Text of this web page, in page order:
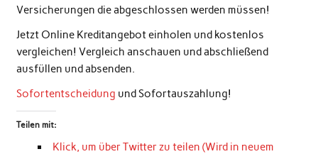
Versicherungen die abgeschlossen werden müssen!
Jetzt Online Kreditangebot einholen und kostenlos
vergleichen! Vergleich anschauen und abschließend
ausfüllen und absenden.
Sofortentscheidung und Sofortauszahlung!
Teilen mit:
Klick, um über Twitter zu teilen (Wird in neuem